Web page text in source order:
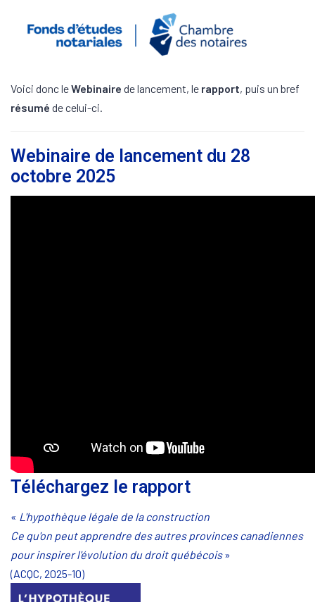
Voici donc leWebinaire de lancement, le rapport, puis un bref
résumé de celui-ci.
Webinaire de lancement du 28
octobre 2025
Téléchargez le rapport
« L'hypothèque légale de la construction
Ce qu'on peut apprendre des autres provinces canadiennes
pour inspirer l'évolution du droit québécois»
(ACQC, 2025-10)